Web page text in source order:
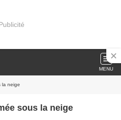
MENU
la neige
sous la neige